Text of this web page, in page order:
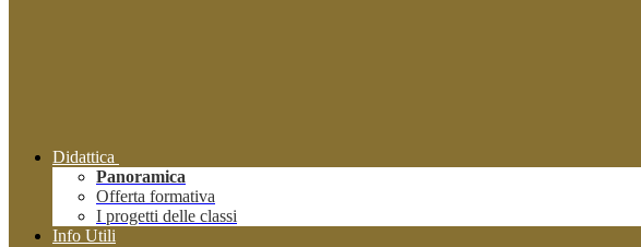
Didattica
Panoramica
Offerta formativa
I progetti delle classi
Info Utili